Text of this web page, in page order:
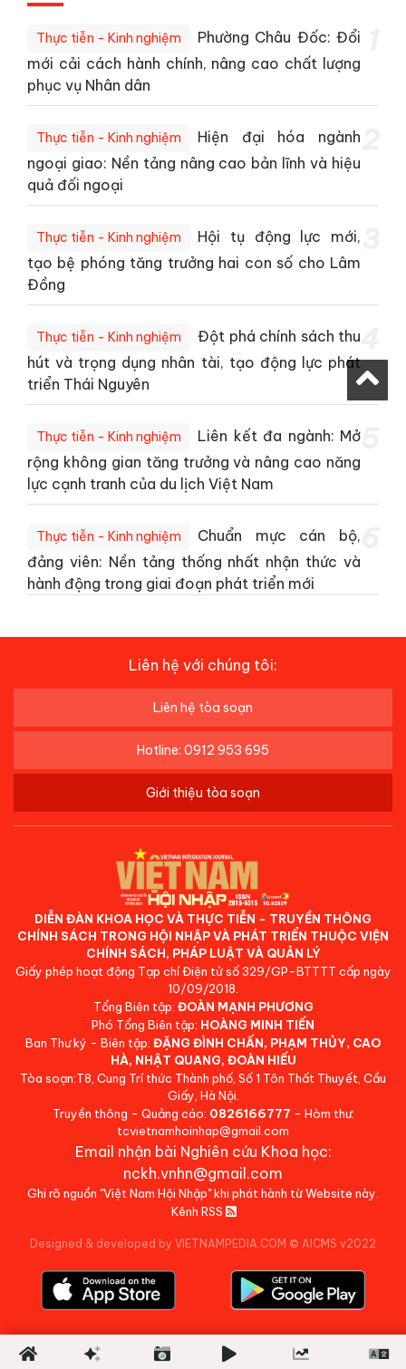
Thực tiễn - Kinh nghiệm
Phường Châu Đốc: Đổi
mới cải cách hành chính, nâng cao chất lượng
phục vụ Nhân dân
Thực tiễn - Kinh nghiệm
Hiện đại hóa ngành
ngoại giao: Nền tảng nâng cao bản lĩnh và hiệu
quả đối ngoại
Thực tiễn - Kinh nghiệm
Hội tụ động lực mới,
tạo bệ phóng tăng trưởng hai con số cho Lâm
Đồng
Thực tiễn - Kinh nghiệm
Đột phá chính sách thu
hút và trọng dụng nhân tài, tạo động lực phát
triển Thái Nguyên
Thực tiễn - Kinh nghiệm
Liên kết đa ngành: Mở
rộng không gian tăng trưởng và nâng cao năng
lực cạnh tranh của du lịch Việt Nam
Thực tiễn - Kinh nghiệm
Chuẩn mực cán bộ,
đảng viên: Nền tảng thống nhất nhận thức và
hành động trong giai đoạn phát triển mới
Liên hệ với chúng tôi:
Liên hệ tòa soạn
Hotline: 0912 953 695
Giới thiệu tòa soạn
DIỄN ĐÀN KHOA HỌC VÀ THỰC TIỄN - TRUYỀN THÔNG
CHÍNH SÁCH TRONG HỘI NHẬP VÀ PHÁT TRIỂN THUỘC VIỆN
CHÍNH SÁCH, PHÁP LUẬT VÀ QUẢN LÝ
Giấy phép hoạt động Tạp chí Điện tử số 329/GP-BTTTT cấp ngày
10/09/2018.
Tổng Biên tập: ĐOÀN MẠNH PHƯƠNG
Phó Tổng Biên tập: HOÀNG MINH TIẾN
Ban Thư ký - Biên tập: ĐẶNG ĐÌNH CHẤN, PHẠM THỦY, CAO
HÀ, NHẬT QUANG, ĐOÀN HIẾU
Tòa soạn:T8, Cung Trí thức Thành phố, Số 1 Tôn Thất Thuyết, Cầu
Giấy, Hà Nội.
Truyền thông - Quảng cáo: 0826166777 - Hòm thư:
tcvietnamhoinhap@gmail.com
Email nhận bài Nghiên cứu Khoa học:
nckh.vnhn@gmail.com
Ghi rõ nguồn "Việt Nam Hội Nhập" khi phát hành từ Website này.
Kênh RSS
Designed & developed by VIETNAMPEDIA.COM © AICMS v2022